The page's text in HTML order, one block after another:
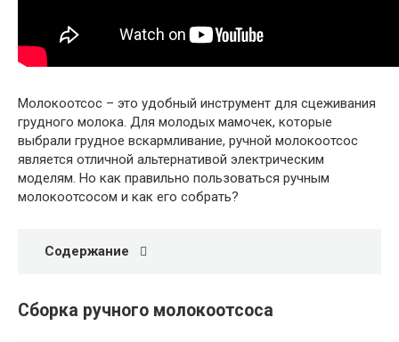
Молокоотсос – это удобный инструмент для сцеживания
грудного молока. Для молодых мамочек, которые
выбрали грудное вскармливание, ручной молокоотсос
является отличной альтернативой электрическим
моделям. Но как правильно пользоваться ручным
молокоотсосом и как его собрать?
Содержание
Сборка ручного молокоотсоса